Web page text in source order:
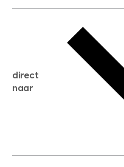
gratis zoekservice
huis verkopen
huis kopen
direct
naar